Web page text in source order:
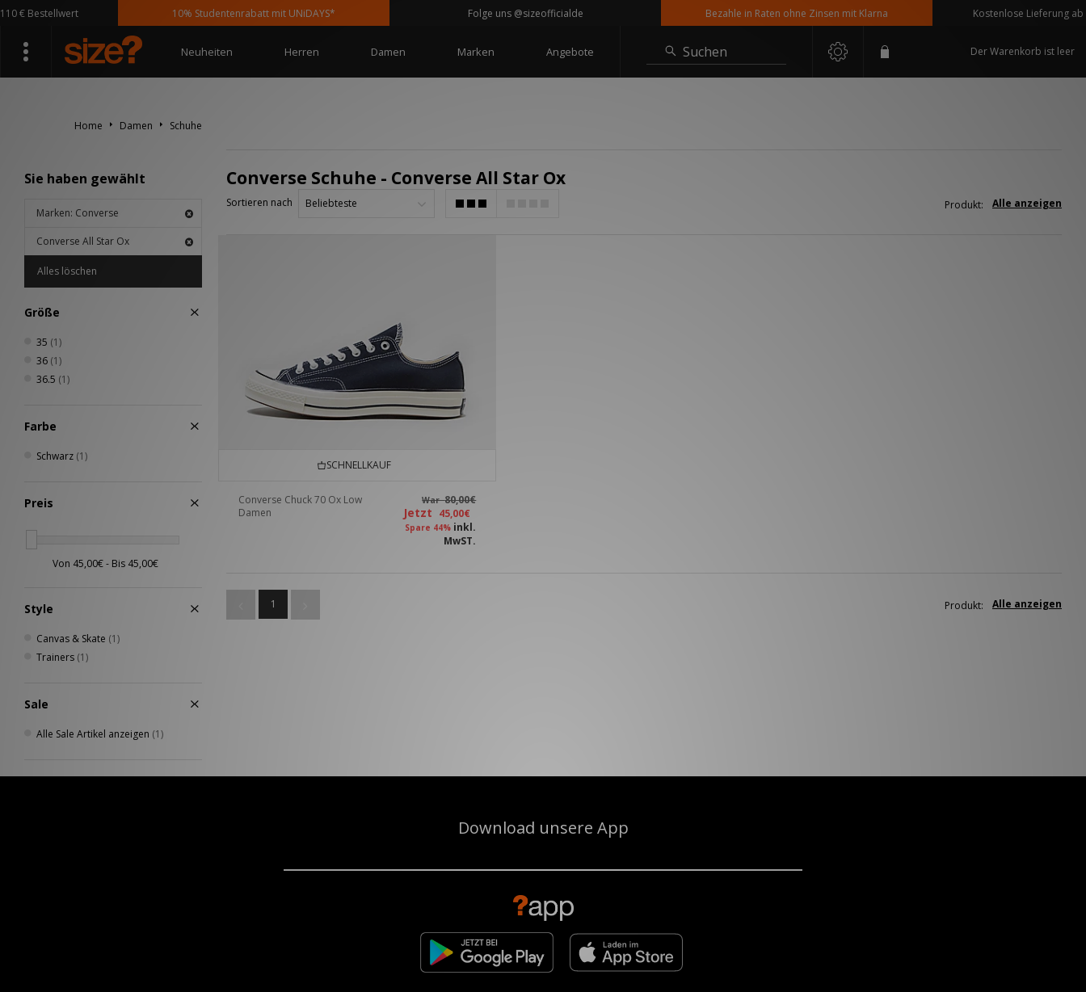
€ Bestellwert 10% Studentenrabatt mit UNiDAYS* Folge uns @sizeofficialde Bezahle in Raten ohne Zinsen mit Klarna Kostenlose Lieferung ab
Neuheiten Herren Damen Marken Angebote Suchen Der Warenkorb ist leer
Home Damen Schuhe
Sie haben gewählt
Marken: Converse
Converse All Star Ox
Alles löschen
Größe
35 (1)
36 (1)
36.5 (1)
Farbe
Schwarz (1)
Preis
Style
Canvas & Skate (1)
Trainers (1)
Sale
Alle Sale Artikel anzeigen (1)
Converse Schuhe - Converse All Star Ox
Sortieren nach Alle anzeigen
Produkt:
SCHNELLKAUF
Converse Chuck 70 Ox Low
Damen
War80,00€
Jetzt 45,00€
Spare 44% inkl.
MwST.
1 Alle anzeigen
Produkt:
Download unsere App